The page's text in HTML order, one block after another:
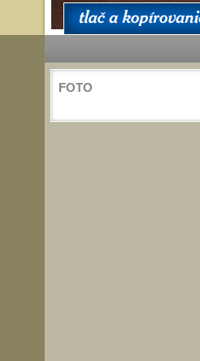
FOTO